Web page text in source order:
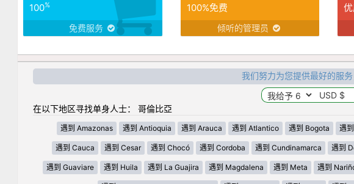
100%
免费服务
100%免费
倾听的管理员
我们努力为您提供最好的服务
在以下地区寻找单身人士： 哥倫比亞
遇到 Amazonas 遇到 Antioquia 遇到 Arauca 遇到 Atlantico 遇到 Bogota 遇
遇到 Cauca 遇到 Cesar 遇到 Chocó 遇到 Cordoba 遇到 Cundinamarca 遇到
遇到 Guaviare 遇到 Huila 遇到 La Guajira 遇到 Magdalena 遇到 Meta 遇到